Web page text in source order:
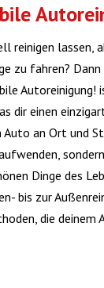
reinigen lassen,
zu fahren? Dann
Autoreinigung!
dir einen
Auto an Ort und
Dinge des
bis zur
die deinem